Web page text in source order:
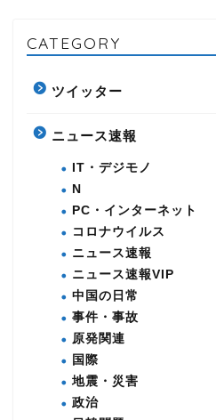
CATEGORY
ツイッター
ニュース速報
IT・デジモノ
N
PC・インターネット
コロナウイルス
ニュース速報
ニュース速報VIP
中国の日常
事件・事故
原発関連
国際
地震・災害
政治